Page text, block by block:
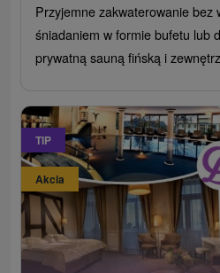
Przyjemne zakwaterowanie bez
śniadaniem w formie bufetu lub
prywatną sauną fińską i
TIP
Akcia